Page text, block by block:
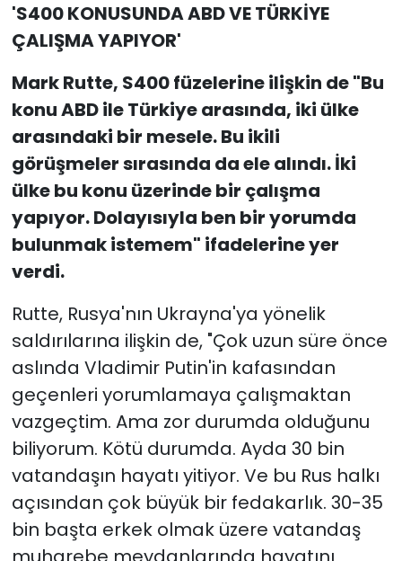
'S400 KONUSUNDA ABD VE TÜRKİYE
ÇALIŞMA YAPIYOR'
Mark Rutte, S400 füzelerine ilişkin de "Bu
konu ABD ile Türkiye arasında, iki ülke
arasındaki bir mesele. Bu ikili
görüşmeler sırasında da ele alındı. İki
ülke bu konu üzerinde bir çalışma
yapıyor. Dolayısıyla ben bir yorumda
bulunmak istemem" ifadelerine yer
verdi.
Rutte, Rusya'nın Ukrayna'ya yönelik
saldırılarına ilişkin de, "Çok uzun süre önce
aslında Vladimir Putin'in kafasından
geçenleri yorumlamaya çalışmaktan
vazgeçtim. Ama zor durumda olduğunu
biliyorum. Kötü durumda. Ayda 30 bin
vatandaşın hayatı yitiyor. Ve bu Rus halkı
açısından çok büyük bir fedakarlık. 30-35
bin başta erkek olmak üzere vatandaş